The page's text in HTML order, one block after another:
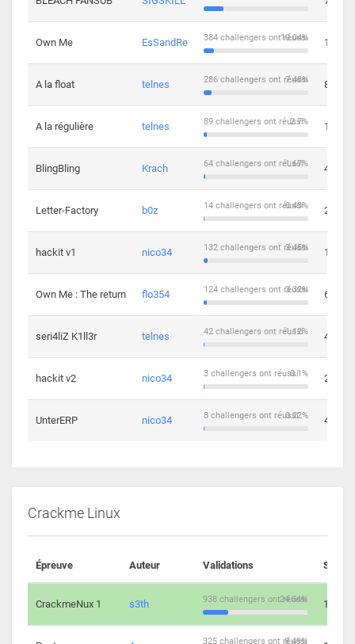
Own Me EsSandRe 10.04%
384 challengers ont réussi 13
A la float telnes 7.48%
286 challengers ont réussi 8
A la régulière telnes 2.7%
89 challengers ont réussi 10
BlingBling Krach 1.67%
64 challengers ont réussi 4
Letter-Factory b0z 0.43%
14 challengers ont réussi 2
hackit v1 nico34 3.45%
132 challengers ont réussi 12
Own Me : The return flo354 3.32%
124 challengers ont réussi 6
seri4liZ K1ll3r telnes 1.12%
42 challengers ont réussi 4
hackit v2 nico34 0.1%
3 challengers ont réussi 2
UnterERP nico34 0.22%
8 challengers ont réussi 4
Crackme Linux
Épreuve Auteur Validations
CrackmeNux 1 s3th 24.54%
938 challengers ont réussi 14
8.49%
325 challengers ont réussi